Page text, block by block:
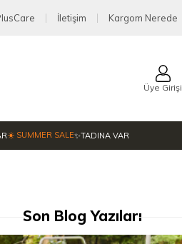
İletişim Kargom Nerede
Üye Girişi
☀️ SUMMER SALE✨TADINA VAR
Son Blog Yazıları